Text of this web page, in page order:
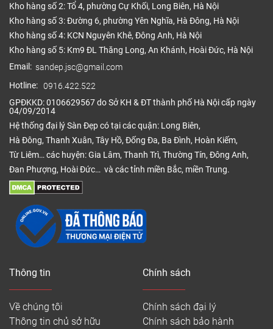
sàn bền, lớp chống mài mòn cao cấp, có khả năng
bảo vệ gấp đôi so với các thương hiệu cùng loại,
vàn sàn có nhiều kiểu dáng kết cấu khác nhau.
Ván sàn nhựa tự dán PTN có cùng kích thước, màu
sắc đa dạng, các tông mầu gỗ cổ điển, màu gỗ Câu
Âu dễ kết hợp nội thất trong nhà.
Sàn nhựa hèm khóa PTN
Quy cách:
– Kích thước: 1225 x 183 x 4.2mm
– 1 hộp = 9 tấm = 2m2
Mã màu: 433L-9, 1039-5, 8003-7, 8031-8, 8033-6,
8099-3, 8306-3, 80140-4, LS113-30, LS170-2
Được sản xuất theo kết cấu hèm khóa, ván sàn
nhựa có hèm khóa PTN bền gấp đôi so với các loại
sắc thiết kế, nhiều tông màu khác nhau, đặc tính
chống lại được các vết bẩn, các vết trầy xước, chống
nước tuyệt đối, chống trầy xước, hư hại và các vết
bẩn
Kho hàng số 2: Tổ 4, phường Cự Khối, Long Biên, Hà Nội
Kho hàng số 3: Đường 6, phường Yên Nghĩa, Hà Đông, Hà Nội
Kho hàng số 4: KCN Nguyên Khê, Đông Anh, Hà Nội
Kho hàng số 5: Km9 ĐL Thăng Long, An Khánh, Hoài Đức, Hà Nội
Email: sandep.jsc@gmail.com
Hotline: 0916.422.522
GPĐKKD: 0106629567 do Sở KH & ĐT thành phố Hà Nội cấp ngày
04/09/2014
Hệ thống đại lý Sàn Đẹp có tại các quận: Long Biên,
Hà Đông, Thanh Xuân, Tây Hồ, Đống Đa, Ba Đình, Hoàn Kiếm,
Từ Liêm… các huyện: Gia Lâm, Thanh Trì, Thường Tín, Đông Anh,
Đan Phượng, Hoài Đức… và các tỉnh miền Bắc, miền Trung.
Thông tin
Về chúng tôi
Thông tin chủ sở hữu
Chính sách
Chính sách đại lý
Chính sách bảo hành